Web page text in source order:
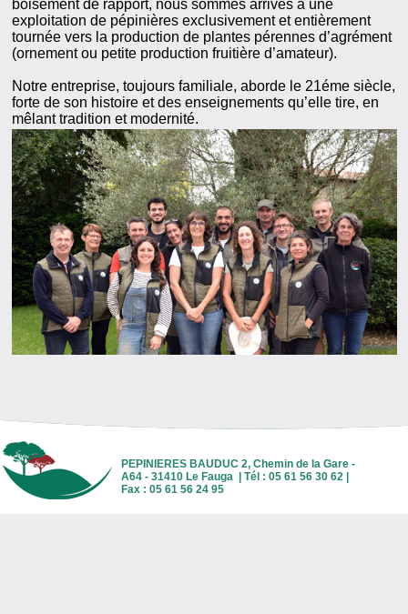
boisement de rapport, nous sommes arrivés à une
exploitation de pépinières exclusivement et entièrement
tournée vers la production de plantes pérennes d’agrément
(ornement ou petite production fruitière d’amateur).
Notre entreprise, toujours familiale, aborde le 21éme siècle,
forte de son histoire et des enseignements qu’elle tire, en
mêlant tradition et modernité.
PEPINIERES BAUDUC 2, Chemin de la Gare -
A64 - 31410 Le Fauga | Tél : 05 61 56 30 62 |
Fax : 05 61 56 24 95